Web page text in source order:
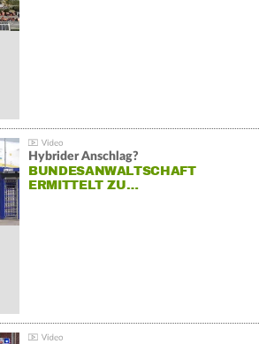
Hybrider Anschlag?
BUNDESANWALTSCHAFT
ERMITTELT ZU…